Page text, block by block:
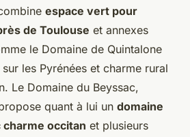
espace vert pour
de Toulouse et annexes
le Domaine de Quintalone
les Pyrénées et charme rural
Le Domaine du Beyssac,
quant à lui un domaine
occitan et plusieurs